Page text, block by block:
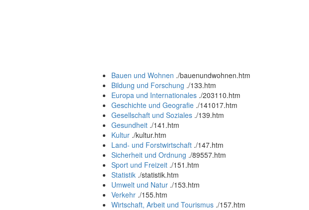
Bauen und Wohnen ./bauenundwohnen.htm
Bildung und Forschung ./133.htm
Europa und Internationales ./203110.htm
Geschichte und Geografie ./141017.htm
Gesellschaft und Soziales ./139.htm
Gesundheit ./141.htm
Kultur ./kultur.htm
Land- und Forstwirtschaft ./147.htm
Sicherheit und Ordnung ./89557.htm
Sport und Freizeit ./151.htm
Statistik ./statistik.htm
Umwelt und Natur ./153.htm
Verkehr ./155.htm
Wirtschaft, Arbeit und Tourismus ./157.htm